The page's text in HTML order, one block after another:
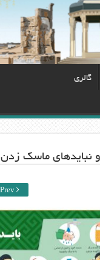
گالری
و نبایدهای ماسک زدن
Prev